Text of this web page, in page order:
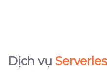
Dịch vụ